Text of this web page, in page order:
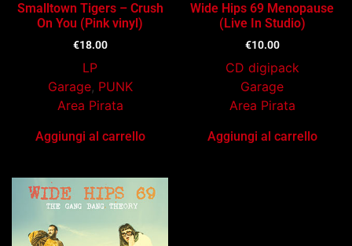
Smalltown Tigers – Crush
On You (Pink vinyl)
€18.00
LP
Garage, PUNK
Area Pirata
Aggiungi al carrello
Wide Hips 69 Menopause
(Live In Studio)
€10.00
CD digipack
Garage
Area Pirata
Aggiungi al carrello